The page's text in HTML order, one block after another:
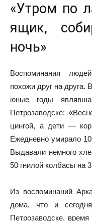
«Утром по
ящик,
ночь»
Воспоминания
похожи друг на друга.
юные годы
Петрозаводске:
цингой, а дети —
Ежедневно умирало
Выдавали немного
50 гнилой колбасы на
Из воспоминаний
дома, что и
Петрозаводске,